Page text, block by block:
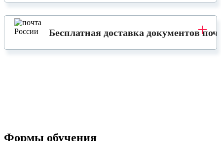
Бесплатная доставка документов
Формы обучения